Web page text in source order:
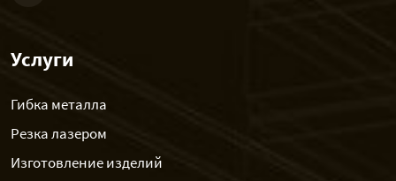
Услуги
Гибка металла
Резка лазером
Изготовление изделий